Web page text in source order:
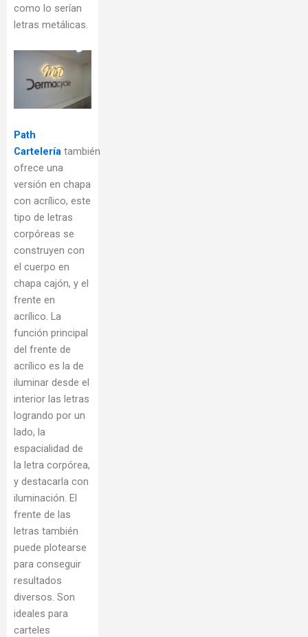
como lo serían
letras metálicas.
Path
Cartelería también
ofrece una
versión en chapa
con acrílico, este
tipo de letras
corpóreas se
construyen con
el cuerpo en
chapa cajón, y el
frente en
acrílico. La
función principal
del frente de
acrílico es la de
iluminar desde el
interior las letras
logrando por un
lado, la
espacialidad de
la letra corpórea,
y destacarla con
iluminación. El
frente de las
letras también
puede plotearse
para conseguir
resultados
diversos. Son
ideales para
carteles